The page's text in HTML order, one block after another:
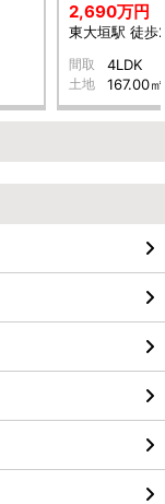
2,690万円
東大垣駅 徒歩
間取 4LDK
土地 167.00㎡